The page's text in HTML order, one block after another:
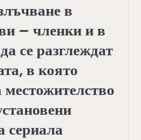
в
– членки и в
се разглеждат
в която
сериала